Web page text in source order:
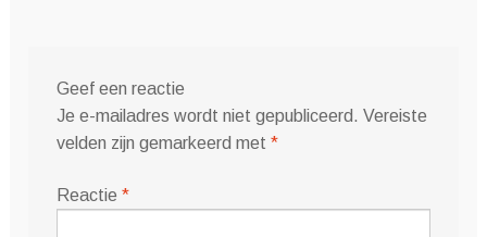
Geef een reactie
Je e-mailadres wordt niet gepubliceerd. Vereiste
velden zijn gemarkeerd met *
Reactie *